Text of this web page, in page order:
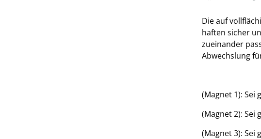
Die auf
haften sicher
zueinander
Abwechslung
(Magnet 1): Sei
(Magnet 2): Sei
(Magnet 3): Sei